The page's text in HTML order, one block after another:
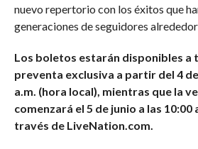
nuevo repertorio con los éxitos que
generaciones de seguidores
Los boletos estarán disponibles a
preventa exclusiva a partir del 4
a.m. (hora local), mientras que la
comenzará el 5 de junio a las 10:00
través de LiveNation.com.